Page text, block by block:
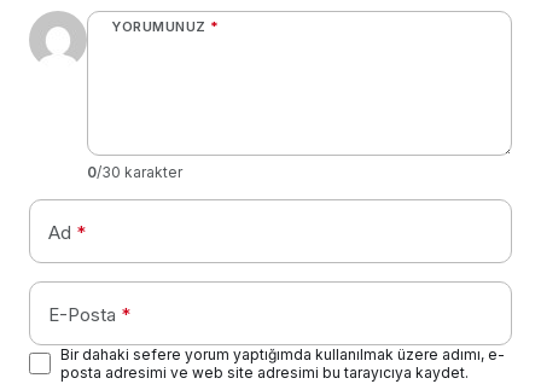
YORUMUNUZ *
0/30 karakter
Ad *
E-Posta *
Bir dahaki sefere yorum yaptığımda kullanılmak üzere adımı, e-
posta adresimi ve web site adresimi bu tarayıcıya kaydet.